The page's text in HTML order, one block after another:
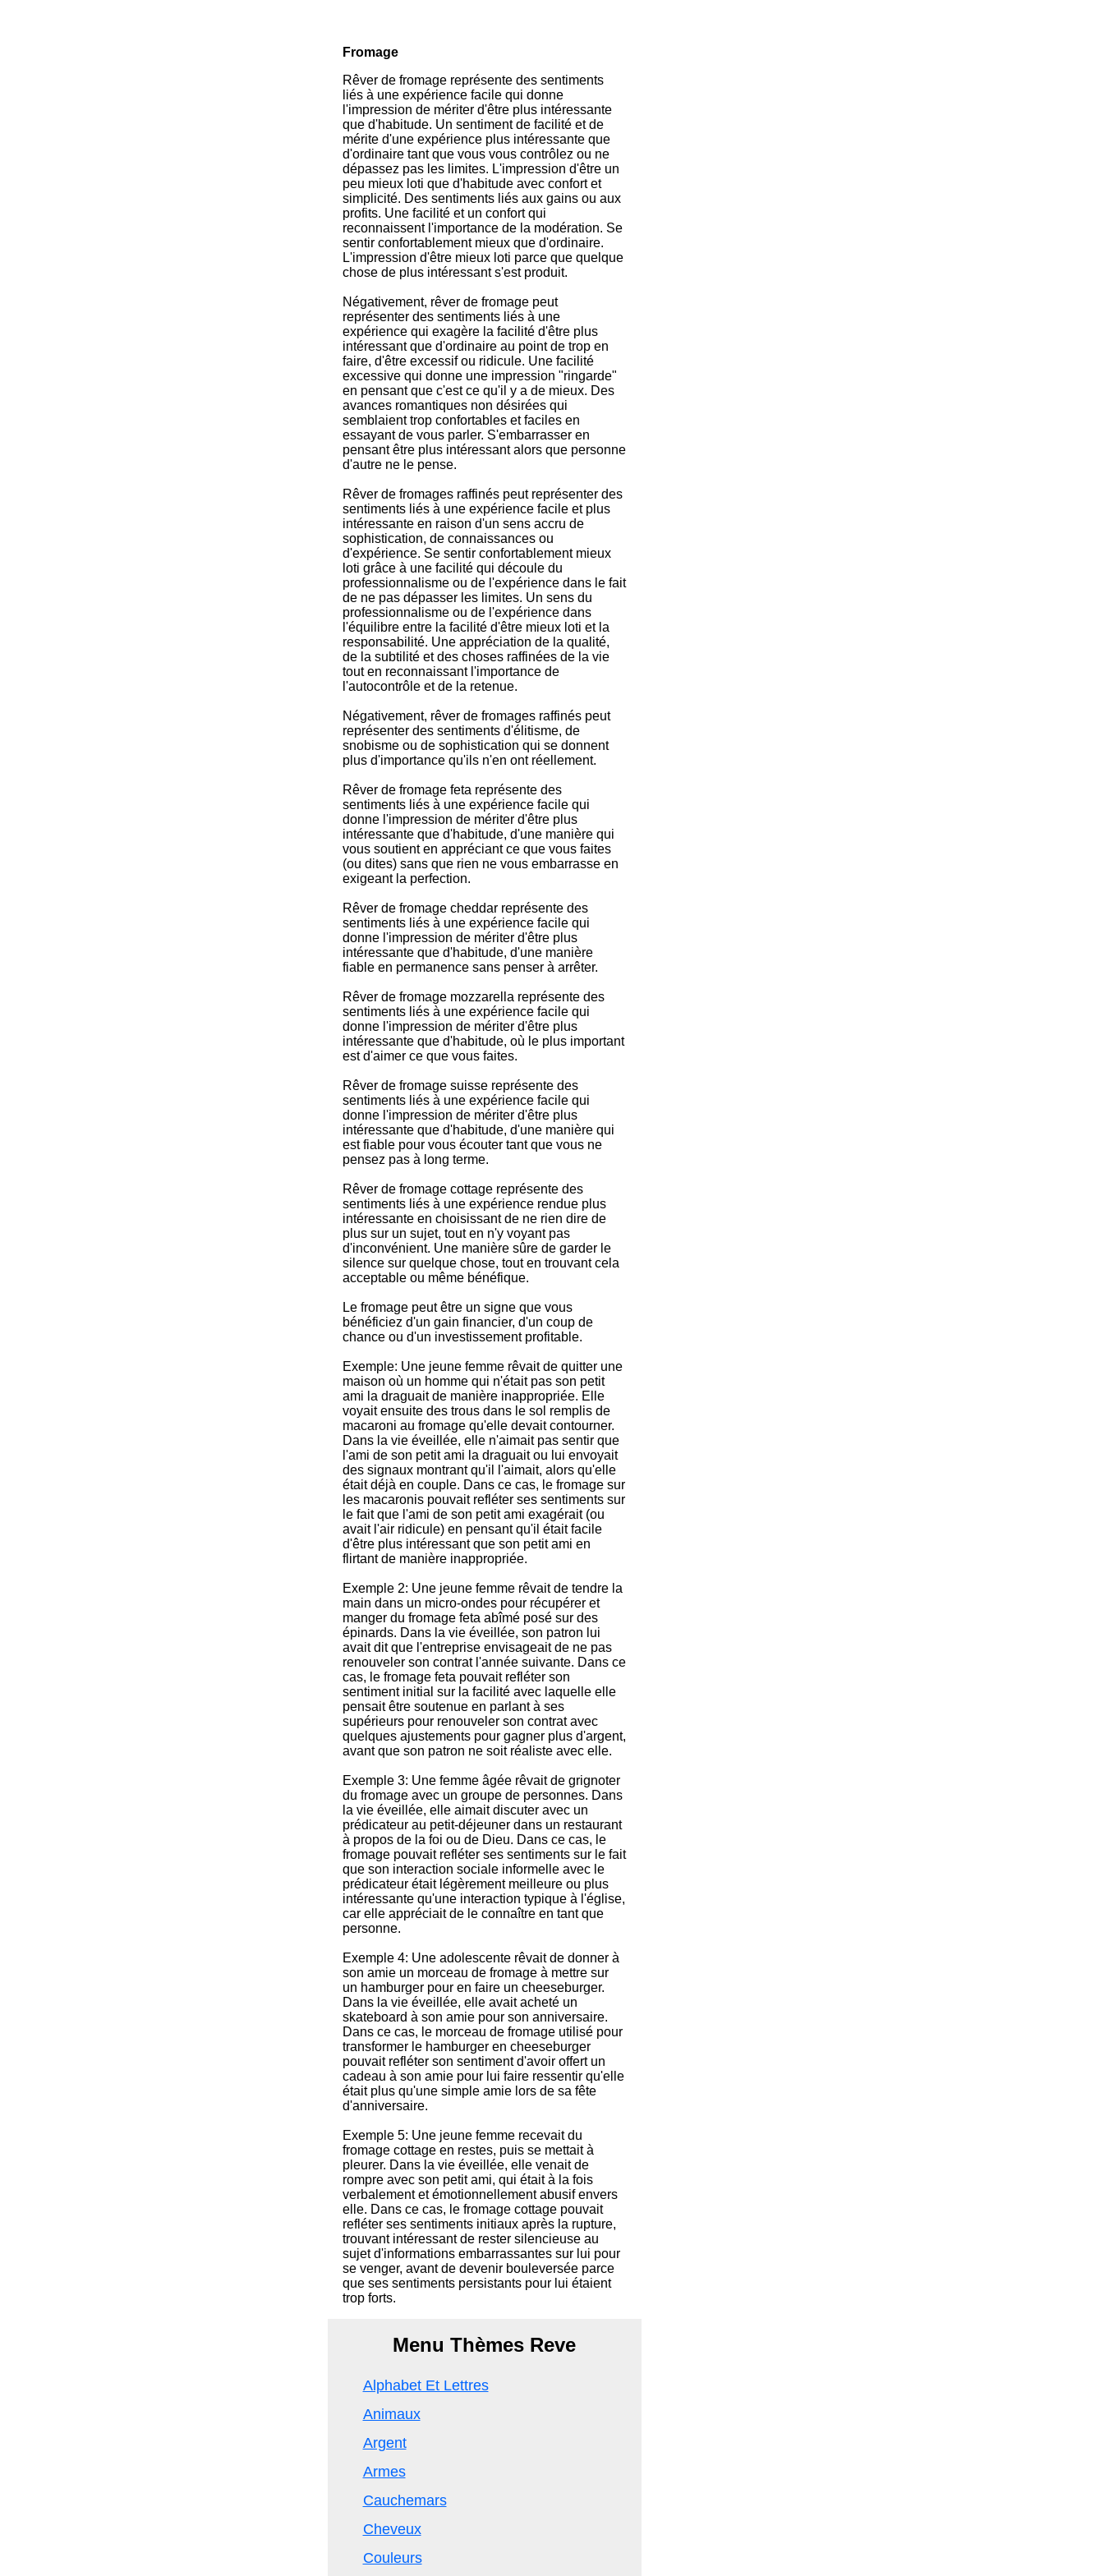
Fromage
Rêver de fromage représente des sentiments
liés à une expérience facile qui donne
l'impression de mériter d'être plus intéressante
que d'habitude. Un sentiment de facilité et de
mérite d'une expérience plus intéressante que
d'ordinaire tant que vous vous contrôlez ou ne
dépassez pas les limites. L'impression d'être un
peu mieux loti que d'habitude avec confort et
simplicité. Des sentiments liés aux gains ou aux
profits. Une facilité et un confort qui
reconnaissent l'importance de la modération. Se
sentir confortablement mieux que d'ordinaire.
L'impression d'être mieux loti parce que quelque
chose de plus intéressant s'est produit.
Négativement, rêver de fromage peut
représenter des sentiments liés à une
expérience qui exagère la facilité d'être plus
intéressant que d'ordinaire au point de trop en
faire, d'être excessif ou ridicule. Une facilité
excessive qui donne une impression "ringarde"
en pensant que c'est ce qu'il y a de mieux. Des
avances romantiques non désirées qui
semblaient trop confortables et faciles en
essayant de vous parler. S'embarrasser en
pensant être plus intéressant alors que personne
d'autre ne le pense.
Rêver de fromages raffinés peut représenter des
sentiments liés à une expérience facile et plus
intéressante en raison d'un sens accru de
sophistication, de connaissances ou
d'expérience. Se sentir confortablement mieux
loti grâce à une facilité qui découle du
professionnalisme ou de l'expérience dans le fait
de ne pas dépasser les limites. Un sens du
professionnalisme ou de l'expérience dans
l'équilibre entre la facilité d'être mieux loti et la
responsabilité. Une appréciation de la qualité,
de la subtilité et des choses raffinées de la vie
tout en reconnaissant l'importance de
l'autocontrôle et de la retenue.
Négativement, rêver de fromages raffinés peut
représenter des sentiments d'élitisme, de
snobisme ou de sophistication qui se donnent
plus d'importance qu'ils n'en ont réellement.
Rêver de fromage feta représente des
sentiments liés à une expérience facile qui
donne l'impression de mériter d'être plus
intéressante que d'habitude, d'une manière qui
vous soutient en appréciant ce que vous faites
(ou dites) sans que rien ne vous embarrasse en
exigeant la perfection.
Rêver de fromage cheddar représente des
sentiments liés à une expérience facile qui
donne l'impression de mériter d'être plus
intéressante que d'habitude, d'une manière
fiable en permanence sans penser à arrêter.
Rêver de fromage mozzarella représente des
sentiments liés à une expérience facile qui
donne l'impression de mériter d'être plus
intéressante que d'habitude, où le plus important
est d'aimer ce que vous faites.
Rêver de fromage suisse représente des
sentiments liés à une expérience facile qui
donne l'impression de mériter d'être plus
intéressante que d'habitude, d'une manière qui
est fiable pour vous écouter tant que vous ne
pensez pas à long terme.
Rêver de fromage cottage représente des
sentiments liés à une expérience rendue plus
intéressante en choisissant de ne rien dire de
plus sur un sujet, tout en n'y voyant pas
d'inconvénient. Une manière sûre de garder le
silence sur quelque chose, tout en trouvant cela
acceptable ou même bénéfique.
Le fromage peut être un signe que vous
bénéficiez d'un gain financier, d'un coup de
chance ou d'un investissement profitable.
Exemple: Une jeune femme rêvait de quitter une
maison où un homme qui n'était pas son petit
ami la draguait de manière inappropriée. Elle
voyait ensuite des trous dans le sol remplis de
macaroni au fromage qu'elle devait contourner.
Dans la vie éveillée, elle n'aimait pas sentir que
l'ami de son petit ami la draguait ou lui envoyait
des signaux montrant qu'il l'aimait, alors qu'elle
était déjà en couple. Dans ce cas, le fromage sur
les macaronis pouvait refléter ses sentiments sur
le fait que l'ami de son petit ami exagérait (ou
avait l'air ridicule) en pensant qu'il était facile
d'être plus intéressant que son petit ami en
flirtant de manière inappropriée.
Exemple 2: Une jeune femme rêvait de tendre la
main dans un micro-ondes pour récupérer et
manger du fromage feta abîmé posé sur des
épinards. Dans la vie éveillée, son patron lui
avait dit que l'entreprise envisageait de ne pas
renouveler son contrat l'année suivante. Dans ce
cas, le fromage feta pouvait refléter son
sentiment initial sur la facilité avec laquelle elle
pensait être soutenue en parlant à ses
supérieurs pour renouveler son contrat avec
quelques ajustements pour gagner plus d'argent,
avant que son patron ne soit réaliste avec elle.
Exemple 3: Une femme âgée rêvait de grignoter
du fromage avec un groupe de personnes. Dans
la vie éveillée, elle aimait discuter avec un
prédicateur au petit-déjeuner dans un restaurant
à propos de la foi ou de Dieu. Dans ce cas, le
fromage pouvait refléter ses sentiments sur le fait
que son interaction sociale informelle avec le
prédicateur était légèrement meilleure ou plus
intéressante qu'une interaction typique à l'église,
car elle appréciait de le connaître en tant que
personne.
Exemple 4: Une adolescente rêvait de donner à
son amie un morceau de fromage à mettre sur
un hamburger pour en faire un cheeseburger.
Dans la vie éveillée, elle avait acheté un
skateboard à son amie pour son anniversaire.
Dans ce cas, le morceau de fromage utilisé pour
transformer le hamburger en cheeseburger
pouvait refléter son sentiment d'avoir offert un
cadeau à son amie pour lui faire ressentir qu'elle
était plus qu'une simple amie lors de sa fête
d'anniversaire.
Exemple 5: Une jeune femme recevait du
fromage cottage en restes, puis se mettait à
pleurer. Dans la vie éveillée, elle venait de
rompre avec son petit ami, qui était à la fois
verbalement et émotionnellement abusif envers
elle. Dans ce cas, le fromage cottage pouvait
refléter ses sentiments initiaux après la rupture,
trouvant intéressant de rester silencieuse au
sujet d'informations embarrassantes sur lui pour
se venger, avant de devenir bouleversée parce
que ses sentiments persistants pour lui étaient
trop forts.
Menu Thèmes Reve
Alphabet Et Lettres
Animaux
Argent
Armes
Cauchemars
Cheveux
Couleurs